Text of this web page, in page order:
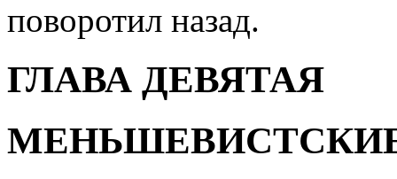
поворотил назад.
ГЛАВА ДЕВЯТАЯ